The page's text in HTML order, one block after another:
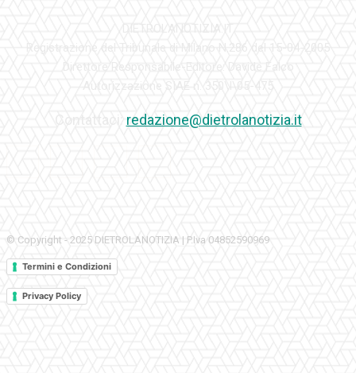
redazione@dietrolanotizia.it
© Copyright - 2025 DIETROLANOTIZIA | P.Iva 04852590969
Termini e Condizioni
Privacy Policy